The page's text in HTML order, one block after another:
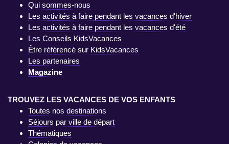
Qui sommes-nous
Les activités à faire pendant les vacances d'hiver
Les activités à faire pendant les vacances d'été
Les Conseils KidsVacances
Être référencé sur KidsVacances
Les partenaires
Magazine
TROUVEZ LES VACANCES DE VOS ENFANTS
Toutes nos destinations
Séjours par ville de départ
Thématiques